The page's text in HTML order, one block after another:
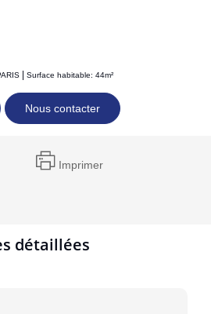
| Surface habitable: 44m²
Nous contacter
Imprimer
détaillées